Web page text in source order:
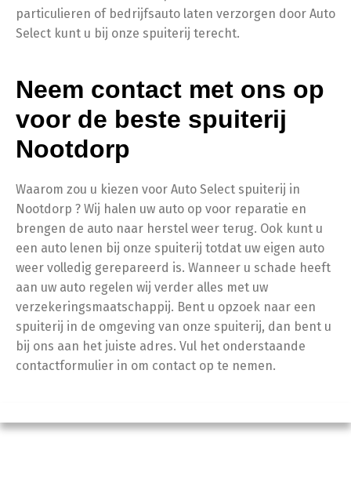
particulieren of bedrijfsauto laten verzorgen door Auto
Select kunt u bij onze spuiterij terecht.
Neem contact met ons op
voor de beste spuiterij
Nootdorp
Waarom zou u kiezen voor Auto Select spuiterij in
Nootdorp ? Wij halen uw auto op voor reparatie en
brengen de auto naar herstel weer terug. Ook kunt u
een auto lenen bij onze spuiterij totdat uw eigen auto
weer volledig gerepareerd is. Wanneer u schade heeft
aan uw auto regelen wij verder alles met uw
verzekeringsmaatschappij. Bent u opzoek naar een
spuiterij in de omgeving van onze spuiterij, dan bent u
bij ons aan het juiste adres. Vul het onderstaande
contactformulier in om contact op te nemen.